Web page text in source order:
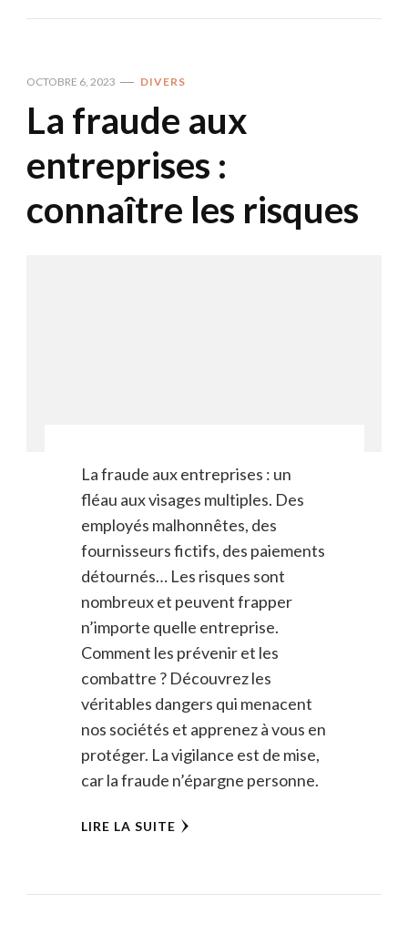
OCTOBRE 6, 2023 DIVERS
La fraude aux
entreprises :
connaître les risques
La fraude aux entreprises : un
fléau aux visages multiples. Des
employés malhonnêtes, des
fournisseurs fictifs, des paiements
détournés… Les risques sont
nombreux et peuvent frapper
n’importe quelle entreprise.
Comment les prévenir et les
combattre ? Découvrez les
véritables dangers qui menacent
nos sociétés et apprenez à vous en
protéger. La vigilance est de mise,
car la fraude n’épargne personne.
LIRE LA SUITE